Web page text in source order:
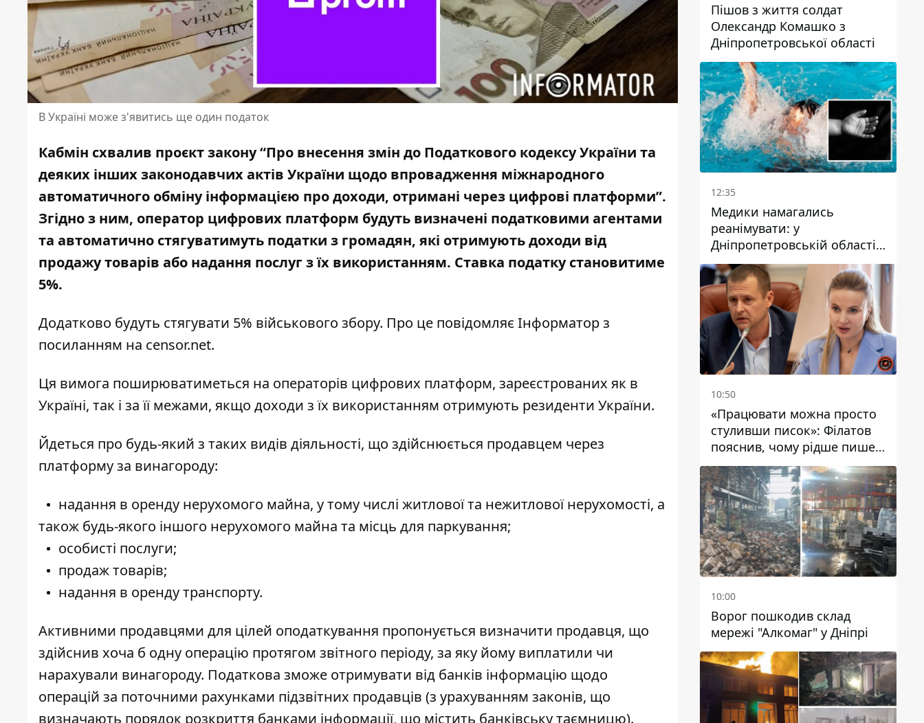
В Україні може з'явитись ще один податок
Кабмін схвалив проєкт закону “Про внесення змін до Податкового кодексу України та
деяких інших законодавчих актів України щодо впровадження міжнародного
автоматичного обміну інформацією про доходи, отримані через цифрові платформи”.
Згідно з ним, оператор цифрових платформ будуть визначені податковими агентами
та автоматично стягуватимуть податки з громадян, які отримують доходи від
продажу товарів або надання послуг з їх використанням. Ставка податку становитиме
5%.
Додатково будуть стягувати 5% військового збору. Про це повідомляє Інформатор з
посиланням на censor.net.
Ця вимога поширюватиметься на операторів цифрових платформ, зареєстрованих як в
Україні, так і за її межами, якщо доходи з їх використанням отримують резиденти України.
Йдеться про будь-який з таких видів діяльності, що здійснюється продавцем через
платформу за винагороду:
надання в оренду нерухомого майна, у тому числі житлової та нежитлової нерухомості, а
також будь-якого іншого нерухомого майна та місць для паркування;
особисті послуги;
продаж товарів;
надання в оренду транспорту.
Активними продавцями для цілей оподаткування пропонується визначити продавця, що
здійснив хоча б одну операцію протягом звітного періоду, за яку йому виплатили чи
нарахували винагороду. Податкова зможе отримувати від банків інформацію щодо
операцій за поточними рахунками підзвітних продавців (з урахуванням законів, що
визначають порядок розкриття банками інформації, що містить банківську таємницю).
Пішов з життя солдат
Олександр Комашко з
Дніпропетровської області
12:35
Медики намагались
реанімувати: у
Дніпропетровській області
дворічний хлопчик потонув
у басейні
10:50
«Працювати можна просто
стуливши писок»: Філатов
пояснив, чому рідше пише у
соцмережах та
розкритикував медійність
чиновників
10:00
Ворог пошкодив склад
мережі "Алкомаг" у Дніпрі